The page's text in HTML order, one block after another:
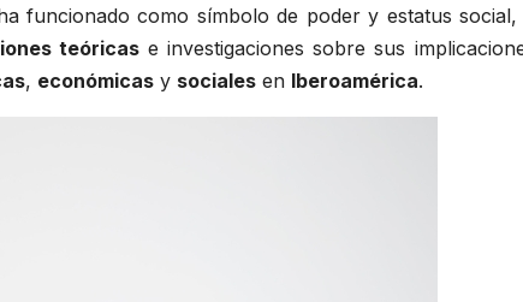
funcionado como símbolo de poder y estatus social,
teóricase investigaciones sobre sus
, económicas y sociales en Iberoamérica.